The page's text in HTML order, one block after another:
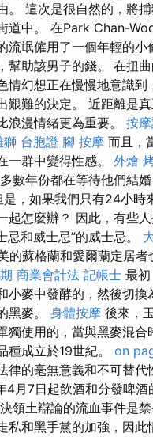
。 這次是很自然的，將
道中。 在Park Chan-
流氓僱用了一個年輕的小
幫助該男子的錢。 在扭
情幻想正在慢慢地意識到
艱難的決定。 近距離是
浪漫情緒更為重要。 按
獅 台胞證 腳 按摩 而且，
一群中變得性感。 外燴
數年份都在等待他們結
，如果我們只有24小時
起怎麼辦？ 因此，有些
忌和威士忌”的威士忌。
的蘇格蘭和愛爾蘭定居
商業會計法 記帳士 最
小麥中發酵的，然後切換
黑麥。 身體按摩 後來，
獨使用的，當與黑麥混合
種成立於19世紀。 on
律的毫無意義和不可替
4月7日起飲酒和分發啤酒
領土辯論的流血事件是禁
私和黑手黨的加強，因此